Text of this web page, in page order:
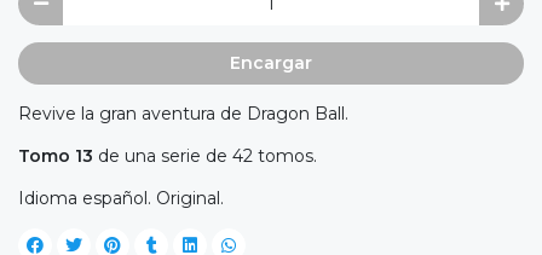
Encargar
Revive la gran aventura de Dragon Ball.
Tomo 13 de una serie de 42 tomos.
Idioma español. Original.